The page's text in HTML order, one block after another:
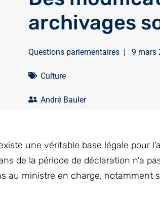
archivages
Questions parlementaires| 9 mars
Culture
André Bauler
une véritable base légale pour
de la période de déclaration n'a
au ministre en charge, notamment